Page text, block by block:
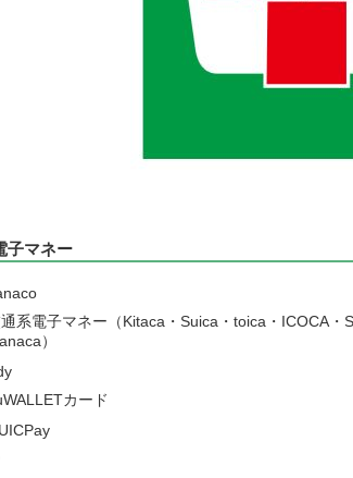
子マネー
系電子マネー（Kitaca・Suica・toica・ICOCA・
）
カード